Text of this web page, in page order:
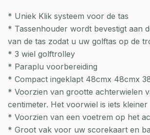
* Uniek Klik systeem voor de tas
* Tassenhouder wordt bevestigt aan
van de tas zodat u uw golftas op de
* 3 wiel golftrolley
* Paraplu voorbereiding
* Compact ingeklapt 48cmx 48cmx
* Voorzien van grootte achterwielen
centimeter. Het voorwiel is iets kleiner
* Voorzien van een voetrem op het
* Groot vak voor uw scorekaart en